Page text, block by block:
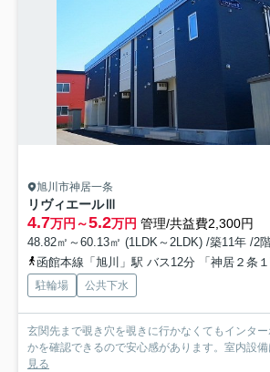
旭川市神居一条
リヴィエールⅢ
4.7万円～5.2万円 管理/共益費2,300円
48.82㎡～60.13㎡ (1LDK～2LDK) /築11年 /2
函館本線「旭川」駅 バス12分 「神居２条
駐輪場 公共下水
玄関先まで覗き穴を覗きに行かなくてもインタ
かを確認できるので安心感があります。室内設
見る